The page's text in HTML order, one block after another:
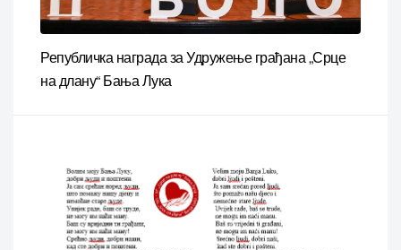
Републичка награда за Удружење грађана „Срце
на длану“ Бања Лука